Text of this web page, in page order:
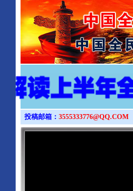
投稿邮箱： 3555333776@QQ.COM